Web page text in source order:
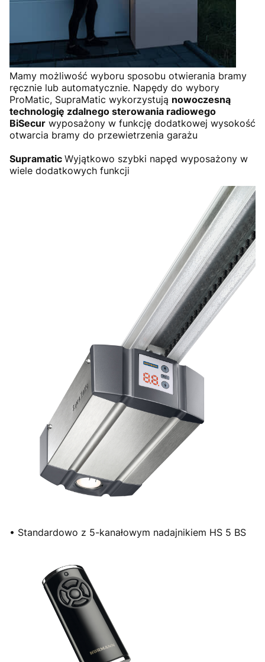
Mamy możliwość wyboru sposobu otwierania bramy
ręcznie lub automatycznie. Napędy do wybory
ProMatic, SupraMatic wykorzystują nowoczesną
technologię zdalnego sterowania radiowego
BiSecur wyposażony w funkcję dodatkowej wysokość
otwarcia bramy do przewietrzenia garażu
Supramatic Wyjątkowo szybki napęd wyposażony w
wiele dodatkowych funkcji
• Standardowo z 5-kanałowym nadajnikiem HS 5 BS